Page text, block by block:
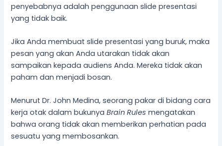
penyebabnya adalah penggunaan slide presentasi
yang tidak baik.
Jika Anda membuat slide presentasi yang buruk, maka
pesan yang akan Anda utarakan tidak akan
sampaikan kepada audiens Anda. Mereka tidak akan
paham dan menjadi bosan.
Menurut Dr. John Medina, seorang pakar di bidang cara
kerja otak dalam bukunyaBrain Rules mengatakan
bahwa orang tidak akan memberikan perhatian pada
sesuatu yang membosankan.